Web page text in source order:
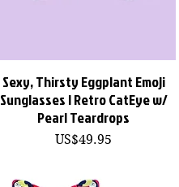
快速瀏覽
Sexy, Thirsty Eggplant Emoji
Sunglasses | Retro CatEye w/
Pearl Teardrops
價格
US$49.95